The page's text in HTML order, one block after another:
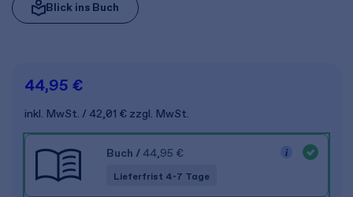
Blick ins Buch
44,95 €
inkl. MwSt. 42,01 € zzgl. MwSt.
Buch / 44,95 €
Lieferfrist 4-7 Tage